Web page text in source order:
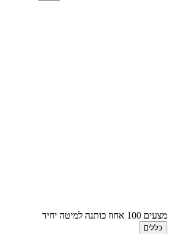
מצעים 100 אחוז כותנה למיטה יחיד
כללי